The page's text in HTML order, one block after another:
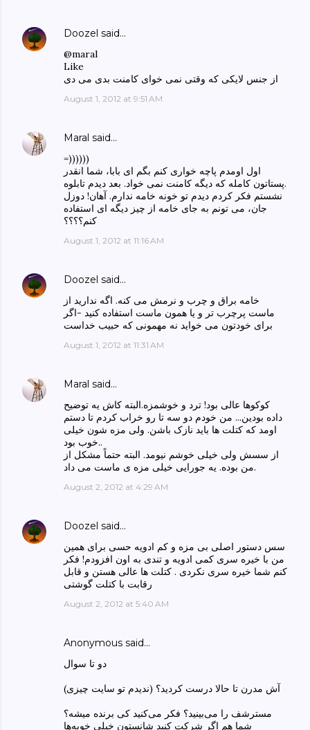
Doozel said…
@maral
Like
از جنس لایکی که وقتی نمی خوای کامنت بدی می دی
August 1, 2012 at 9:51 AM
Maral said…
=))))))
اول اومدم پاچه خواری کنم بگم ای بابا، شما انقدر
پستاتون کامله که دیگه کامنت نمی خواد. بعد دیدم تابلوه.
نشستم فکر کردم دیدم تو خونه خامه ندارم. آهان! دوزل
جان، می تونم به جای خامه از چیز دیگه ای استفاده
کنم؟؟؟؟
August 1, 2012 at 11:16 AM
Doozel said…
خامه براق و چرب و نرمش می کنه. اگه ندارید از
ماست پرچرب تر و یا همون ماست استفاده کنید -اگر
برای خودتون می خواید نه مهمونی که حبیب خداست
August 1, 2012 at 11:31 AM
Maral said…
کوکوها عالی بود! ترد و خوشمزه.البته کاش یه توضیح
داده بودین... من خودم دو سه تا رو خراب کردم تا دستم
اومد که کتلت ها باید نازک باشن. ولی مزه شون خیلی
خوب بود..
از سسش ولی خیلی خوشم نیومد. البته حتماً مشکل از
من بوده. یه جورایی خیلی مزه ی ماست می داد.
August 2, 2012 at 4:29 AM
Doozel said…
سس دستور اصلی بی مزه و کم ادویه حسی برای همین
من با خیره سری کمی ادویه و تندی به اون افزودم! فکر
کنم شما خیره سری نکردی . کتلت ها عالی هستن و قابل
رقابت با کتلت گوشتی
August 2, 2012 at 5:40 AM
Anonymous said…
دو تا سوال
آش مدرن تا حالا درست کردید؟ (ندیدم تو سایت چیزی)
مسترشف را می‌بینید؟ فکر می‌کنید کی‌ برنده میشه؟
شما هم اگر شرکت کنید شانستون خیلی‌ خوبه‌ها